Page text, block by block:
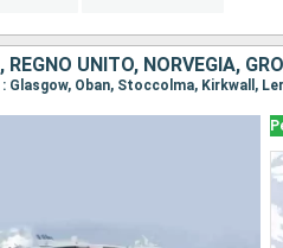
REGNO UNITO, NORVEGIA,